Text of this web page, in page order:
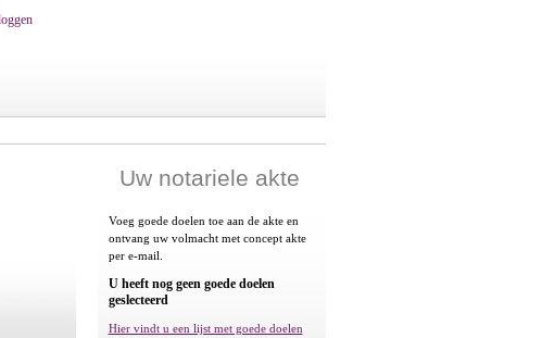
Uw notariele akte
Voeg goede doelen toe aan de akte en
ontvang uw volmacht met concept akte
per e-mail.
U heeft nog geen goede doelen
geslecteerd
Hier vindt u een lijst met goede doelen